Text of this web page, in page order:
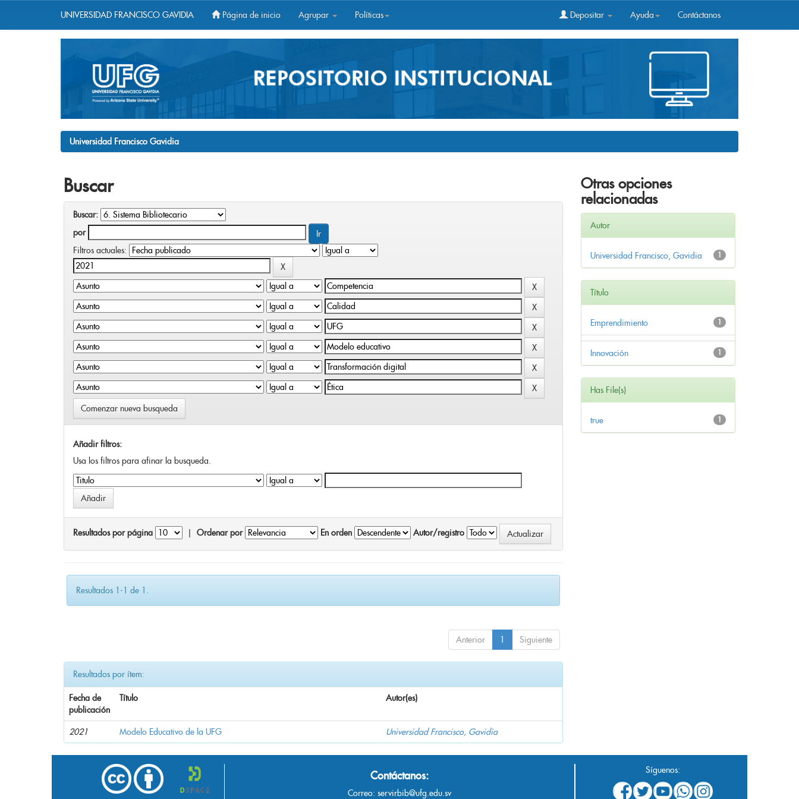
UNIVERSIDAD FRANCISCO GAVIDIA Página de inicio Agrupar Políticas Depositar Ayuda Contáctanos
Universidad Francisco Gavidia
Buscar
Buscar:
por
Filtros actuales:
Comenzar nueva busqueda
Añadir filtros:
Usa los filtros para afinar la busqueda.
Resultados por página Ordenar por En orden Autor/registro
Resultados 1-1 de 1.
Anterior 1 Siguiente
Resultados por ítem:
Fecha de
publicación
Título Autor(es)
2021 Modelo Educativo de la UFG Universidad Francisco, Gavidia
Otras opciones
relacionadas
Autor
1
Universidad Francisco, Gavidia
Título
1
Emprendimiento
1
Innovación
Has File(s)
1
true
Contáctanos:
Correo: servirbib@ufg.edu.sv
Síguenos: